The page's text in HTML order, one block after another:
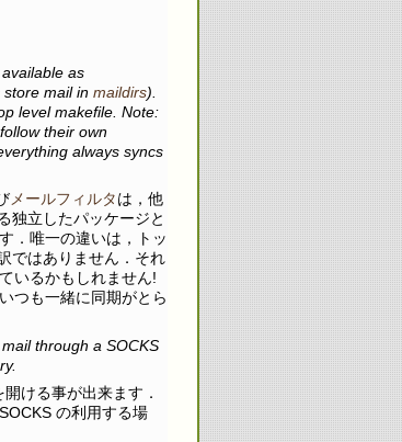
as
mail in maildirs).
level makefile. Note:
their own
always syncs
メールフィルタは，他
独立したパッケージと
．唯一の違いは，トッ
ではありません．それ
いるかもしれません!
つも一緒に同期がとら
through a SOCKS
ける事が出来ます．
の利用する場